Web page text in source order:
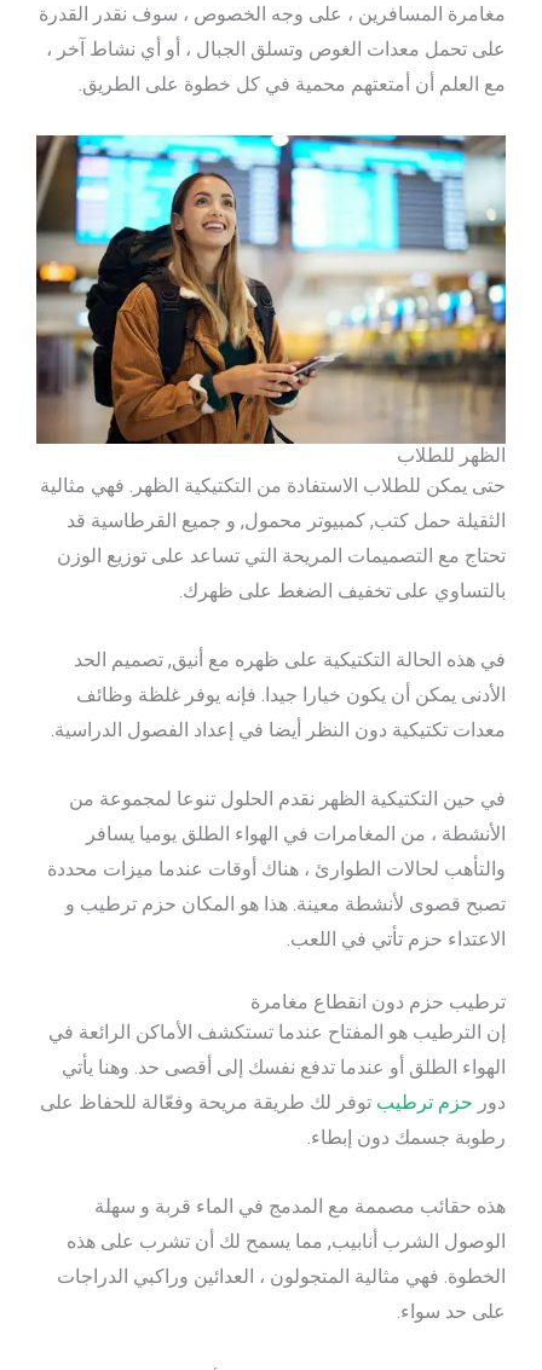
مغامرة المسافرين ، على وجه الخصوص ، سوف نقدر القدرة
على تحمل معدات الغوص وتسلق الجبال ، أو أي نشاط آخر ،
مع العلم أن أمتعتهم محمية في كل خطوة على الطريق.
الظهر للطلاب
حتى يمكن للطلاب الاستفادة من التكتيكية الظهر. فهي مثالية
الثقيلة حمل كتب, كمبيوتر محمول, و جميع القرطاسية قد
تحتاج مع التصميمات المريحة التي تساعد على توزيع الوزن
بالتساوي على تخفيف الضغط على ظهرك.
في هذه الحالة التكتيكية على ظهره مع أنيق, تصميم الحد
الأدنى يمكن أن يكون خيارا جيدا. فإنه يوفر غلظة وظائف
معدات تكتيكية دون النظر أيضا في إعداد الفصول الدراسية.
في حين التكتيكية الظهر نقدم الحلول تنوعا لمجموعة من
الأنشطة ، من المغامرات في الهواء الطلق يوميا يسافر
والتأهب لحالات الطوارئ ، هناك أوقات عندما ميزات محددة
تصبح قصوى لأنشطة معينة. هذا هو المكان حزم ترطيب و
الاعتداء حزم تأتي في اللعب.
ترطيب حزم دون انقطاع مغامرة
إن الترطيب هو المفتاح عندما تستكشف الأماكن الرائعة في
الهواء الطلق أو عندما تدفع نفسك إلى أقصى حد. وهنا يأتي
دور حزم ترطيب توفر لك طريقة مريحة وفعّالة للحفاظ على
رطوبة جسمك دون إبطاء.
هذه حقائب مصممة مع المدمج في الماء قربة و سهلة
الوصول الشرب أنابيب, مما يسمح لك أن تشرب على هذه
الخطوة. فهي مثالية المتجولون ، العدائين وراكبي الدراجات
على حد سواء.